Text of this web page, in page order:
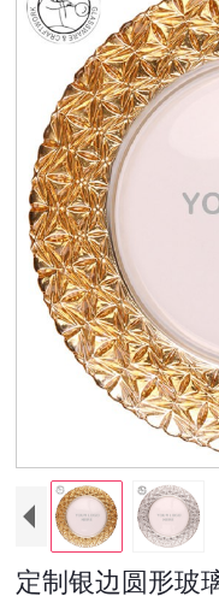
定制银边圆形玻